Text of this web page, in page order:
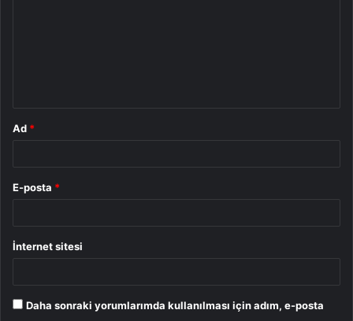
Ad *
E-posta *
İnternet sitesi
Daha sonraki yorumlarımda kullanılması için adım, e-posta